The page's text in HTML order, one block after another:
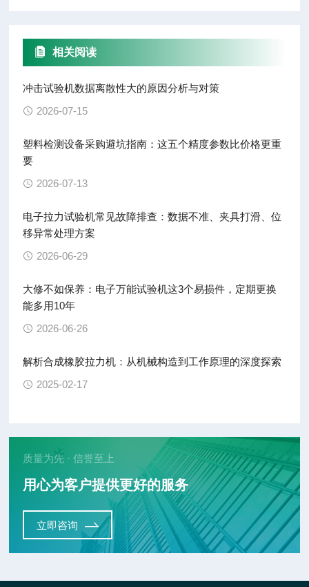
相关阅读
冲击试验机数据离散性大的原因分析与对策
2026-07-15
塑料检测设备采购避坑指南：这五个精度参数比价格更重
要
2026-07-13
电子拉力试验机常见故障排查：数据不准、夹具打滑、位
移异常处理方案
2026-06-29
大修不如保养：电子万能试验机这3个易损件，定期更换
能多用10年
2026-06-26
解析合成橡胶拉力机：从机械构造到工作原理的深度探索
2025-02-17
质量为先 · 信誉至上
用心为客户提供更好的服务
立即咨询